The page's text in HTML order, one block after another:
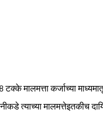
टक्के मालमत्ता कर्जाच्या
त्याच्या मालमत्तेइतकीच